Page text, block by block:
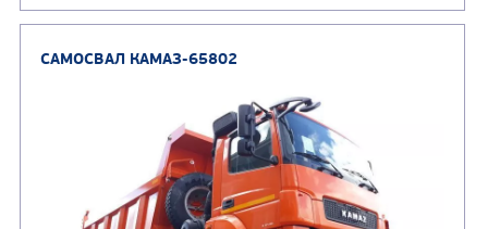
Цена по запросу
Производитель